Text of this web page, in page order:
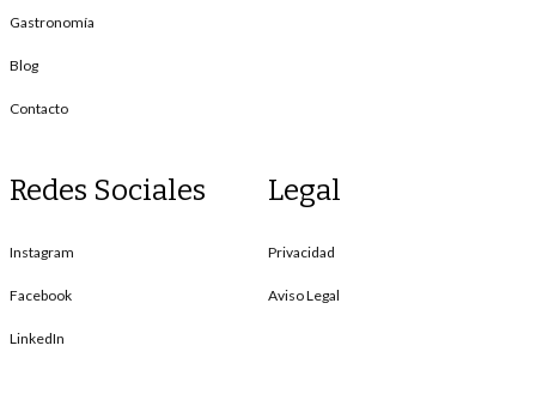
Gastronomía
Blog
Contacto
Redes Sociales
Instagram
Facebook
LinkedIn
Legal
Privacidad
Aviso Legal